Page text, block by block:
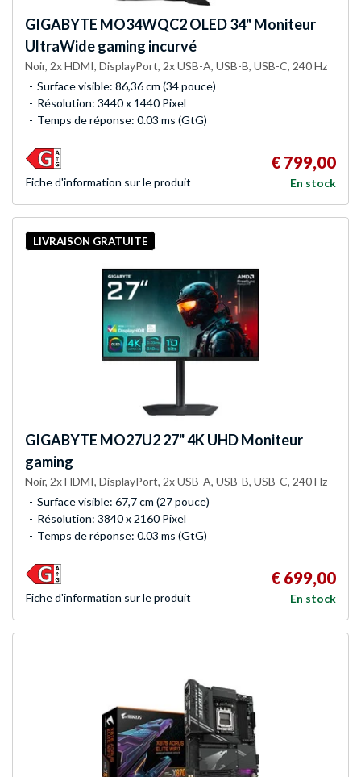
GIGABYTE MO34WQC2 OLED 34" Moniteur
UltraWide gaming incurvé
Noir, 2x HDMI, DisplayPort, 2x USB-A, USB-B, USB-C, 240 Hz
Surface visible: 86,36 cm (34 pouce)
Résolution: 3440 x 1440 Pixel
Temps de réponse: 0.03 ms (GtG)
€ 799,00
En stock
Fiche d'infor­mation sur le produit
LIVRAISON GRATUITE
GIGABYTE MO27U2 27" 4K UHD Moniteur
gaming
Noir, 2x HDMI, DisplayPort, 2x USB-A, USB-B, USB-C, 240 Hz
Surface visible: 67,7 cm (27 pouce)
Résolution: 3840 x 2160 Pixel
Temps de réponse: 0.03 ms (GtG)
€ 699,00
En stock
Fiche d'infor­mation sur le produit